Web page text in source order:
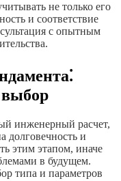
не только его
и соответствие
с опытным
инженерный расчет,
долговечность и
этим этапом, иначе
в будущем.
типа и параметров